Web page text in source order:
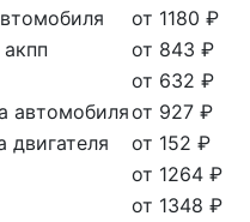
от 1180 ₽
от 843 ₽
от 632 ₽
автомобиляот 927 ₽
двигателя
от 152 ₽
от 1264 ₽
от 1348 ₽